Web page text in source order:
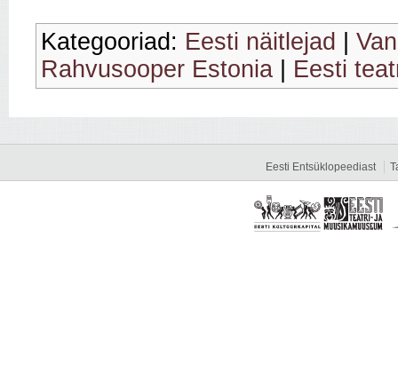
Kategooriad: Eesti näitlejad
Rahvusooper Estonia
Eesti
Eesti Entsüklopeediast